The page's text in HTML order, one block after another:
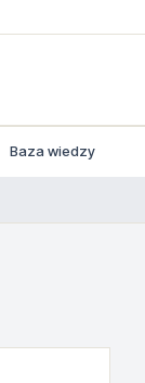
Baza wiedzy